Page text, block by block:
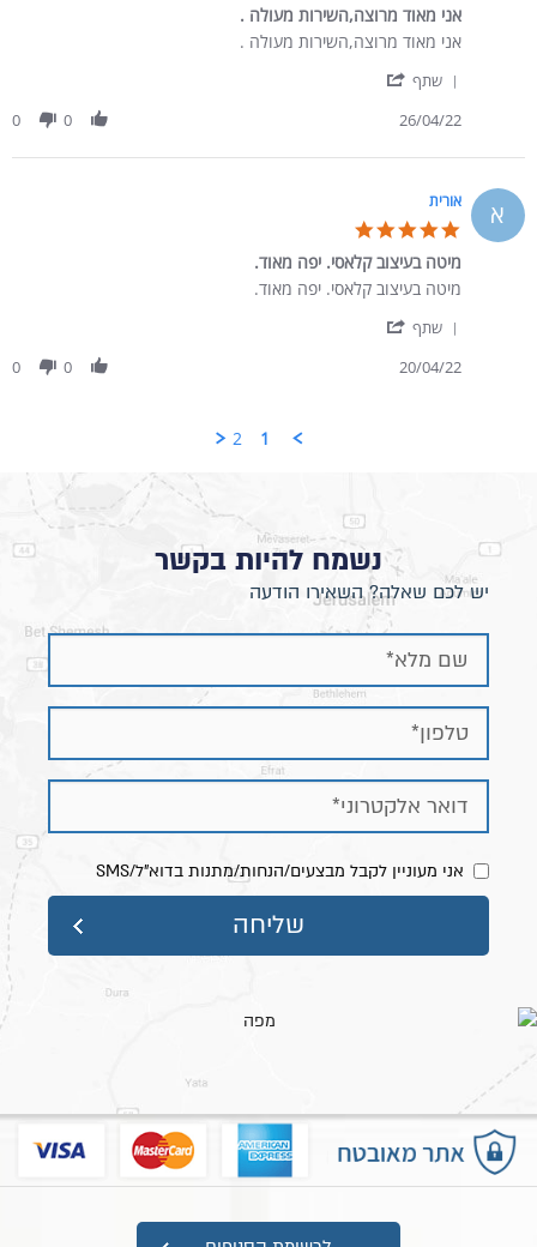
אני מאוד מרוצה,השירות מעולה .
Review by שירלי ר. on 26 Apr 2022
review stating אני מאוד מרוצה,השירות מעולה .
אני מאוד מרוצה,השירות מעולה .
שתף
26/04/22
0
0
א אורית
מיטה בעיצוב קלאסי. יפה מאוד.
Review by אורית on 20 Apr 2022
review stating מיטה בעיצוב קלאסי. יפה מאוד.
מיטה בעיצוב קלאסי. יפה מאוד.
שתף
20/04/22
0
0
1
2
נשמח להיות בקשר
יש לכם שאלה? השאירו הודעה
אני מעוניין לקבל מבצעים/הנחות/מתנות בדוא"ל/SMS
מפת אתר